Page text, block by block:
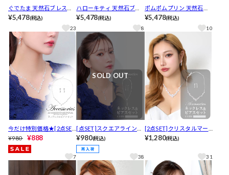
ぐでたま 天然石ブレスレ
ット
¥5,478(税込)
23
ハローキティ 天然石ブレ
スレット
¥5,478(税込)
8
ポムポムプリン 天然石ブ
レスレット
¥5,478(税込)
10
今だけ特別価格★[2点SE
T]エレガントラインスト
ーンビジューネックレス
＆ピアスセット
¥980 ¥888
7
SOLD OUT
[点SET]スクエアラインシ
ルバーストーンネックレ
ス＆ピアスセット[店内ア
クセ]
¥980(税込)
38
[2点SET]クリスタルマー
キスビジューネックレス
¥1,280(税込)
31